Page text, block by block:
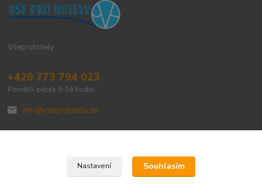
Všeprohotely
+420 773 794 023
Pondělí-pátek 9-16 hodin
info@vseprohotely.eu
Upravit sběr cookies.
Nastavení Souhlasím